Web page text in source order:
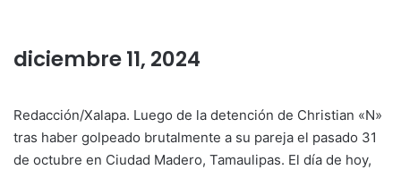
diciembre 11, 2024
Redacción/Xalapa. Luego de la detención de Christian «N»
tras haber golpeado brutalmente a su pareja el pasado 31
de octubre en Ciudad Madero, Tamaulipas. El día de hoy,